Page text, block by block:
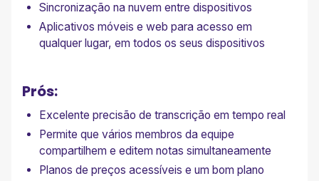
Sincronização na nuvem entre dispositivos
Aplicativos móveis e web para acesso em
qualquer lugar, em todos os seus dispositivos
Prós:
Excelente precisão de transcrição em tempo real
Permite que vários membros da equipe
compartilhem e editem notas simultaneamente
Planos de preços acessíveis e um bom plano